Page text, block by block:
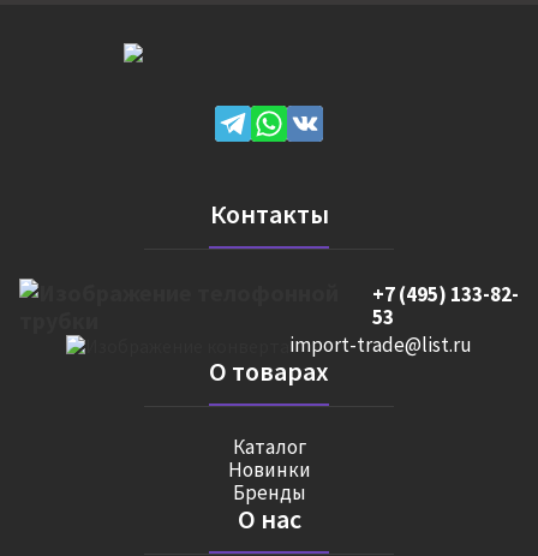
Контакты
+7 (495) 133-82-
53
import-trade@list.ru
О товарах
Каталог
Новинки
Бренды
О нас